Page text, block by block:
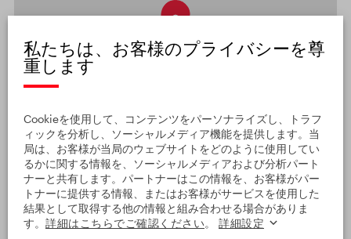
詳細地図を開く
Leaflet |© Seznam.cz a.s. a další
グーグル・マップで表示する
私たちは、お客様のプライバシーを尊
重します
Cookieを使用して、コンテンツをパーソナライズし、トラフ
ィックを分析し、ソーシャルメディア機能を提供します。当
局は、お客様が当局のウェブサイトをどのように使用してい
るかに関する情報を、ソーシャルメディアおよび分析パート
ナーと共有します。パートナーはこの情報を、お客様がパー
トナーに提供する情報、またはお客様がサービスを使用した
結果として取得する他の情報と組み合わせる場合がありま
す。 詳細はこちらでご確認ください。 詳細設定